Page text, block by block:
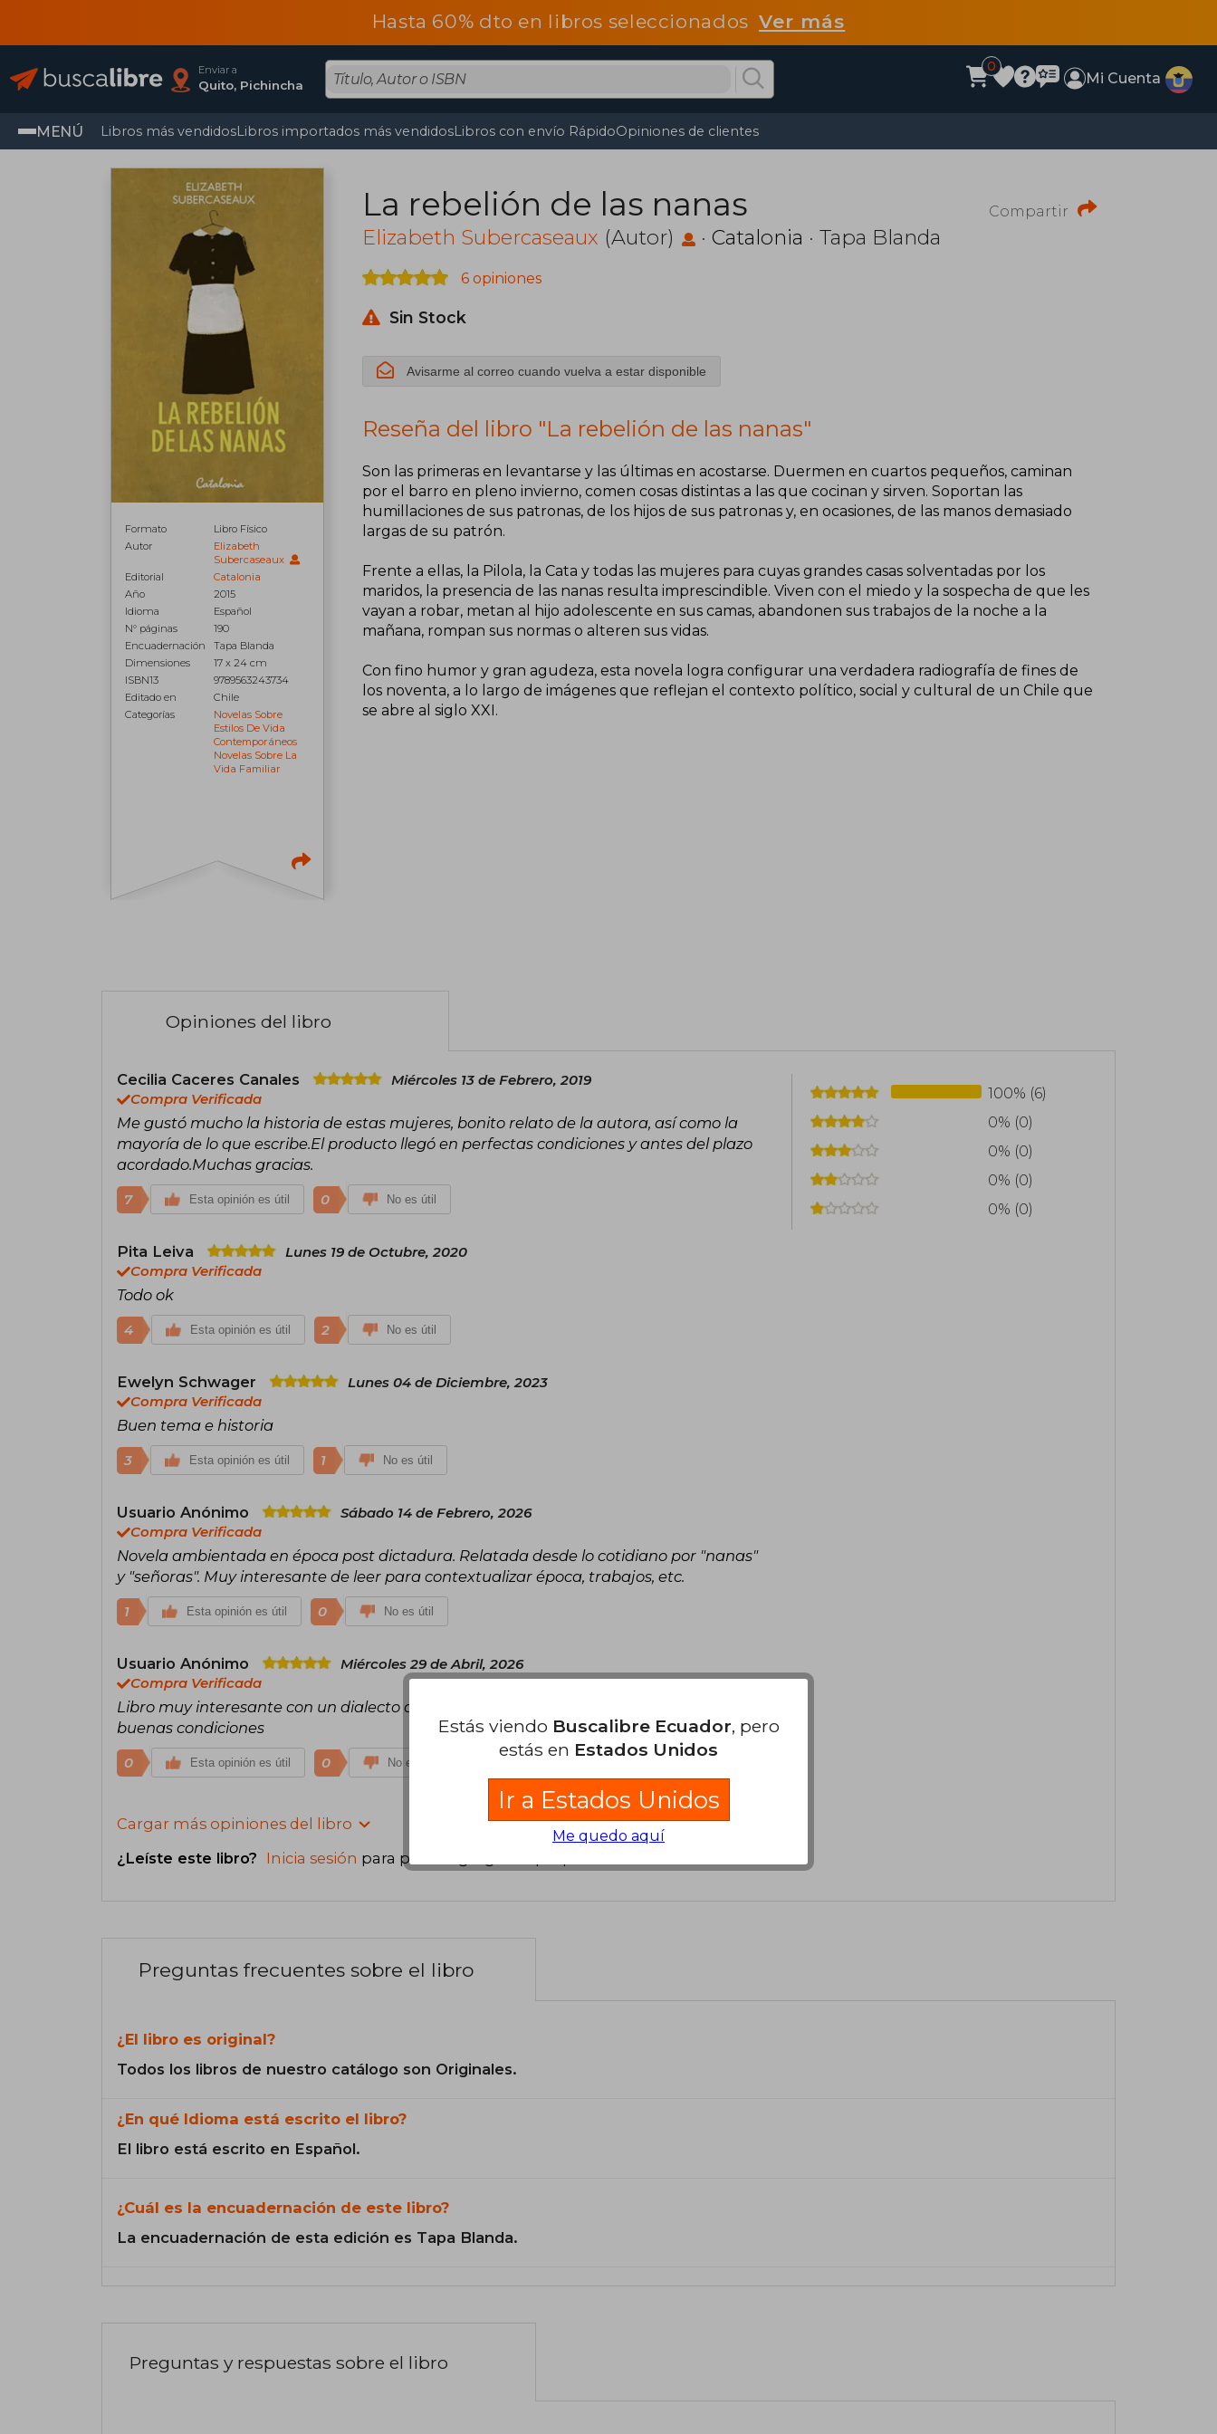
Hasta 60% dto en libros seleccionadosVer más
Enviar a
Quito, Pichincha
0
Mi Cuenta
MENÚ Libros más vendidosLibros importados más vendidosLibros con envío RápidoOpiniones de clientes
Formato
Libro Físico
Autor
Elizabeth
Subercaseaux
Editorial
Catalonia
Año
2015
Idioma
Español
N° páginas
190
Encuadernación
Tapa Blanda
Dimensiones
17 x 24 cm
ISBN13
9789563243734
Editado en
Chile
Categorías
Novelas Sobre
Estilos De Vida
Contemporáneos
Novelas Sobre La
Vida Familiar
Compartir
La rebelión de las nanas
Elizabeth Subercaseaux (Autor) · Catalonia · Tapa Blanda
6 opiniones
Sin Stock
Avisarme al correo cuando vuelva a estar disponible
Reseña del libro "La rebelión de las nanas"
Son las primeras en levantarse y las últimas en acostarse. Duermen en cuartos pequeños, caminan
por el barro en pleno invierno, comen cosas distintas a las que cocinan y sirven. Soportan las
humillaciones de sus patronas, de los hijos de sus patronas y, en ocasiones, de las manos demasiado
largas de su patrón.
Frente a ellas, la Pilola, la Cata y todas las mujeres para cuyas grandes casas solventadas por los
maridos, la presencia de las nanas resulta imprescindible. Viven con el miedo y la sospecha de que les
vayan a robar, metan al hijo adolescente en sus camas, abandonen sus trabajos de la noche a la
mañana, rompan sus normas o alteren sus vidas.
Con fino humor y gran agudeza, esta novela logra configurar una verdadera radiografía de fines de
los noventa, a lo largo de imágenes que reflejan el contexto político, social y cultural de un Chile que
se abre al siglo XXI.
Opiniones del libro
Cecilia Caceres Canales
Miércoles 13 de Febrero, 2019
Compra Verificada
Me gustó mucho la historia de estas mujeres, bonito relato de la autora, así como la
mayoría de lo que escribe.El producto llegó en perfectas condiciones y antes del plazo
acordado.Muchas gracias.
7 Esta opinión es útil 0 No es útil
Pita Leiva
Lunes 19 de Octubre, 2020
Compra Verificada
Todo ok
4 Esta opinión es útil 2 No es útil
Ewelyn Schwager
Lunes 04 de Diciembre, 2023
Compra Verificada
Buen tema e historia
3 Esta opinión es útil 1 No es útil
Usuario Anónimo
Sábado 14 de Febrero, 2026
Compra Verificada
Novela ambientada en época post dictadura. Relatada desde lo cotidiano por "nanas"
y "señoras". Muy interesante de leer para contextualizar época, trabajos, etc.
1 Esta opinión es útil 0 No es útil
Usuario Anónimo
Miércoles 29 de Abril, 2026
Compra Verificada
Libro muy interesante con un dialecto al viejo chile. Llegó en tiempo estimado y en
buenas condiciones
0 Esta opinión es útil 0 No es útil
Cargar más opiniones del libro
¿Leíste este libro? Inicia sesión para poder agregar tu propia evaluación
100% (6)
0% (0)
0% (0)
0% (0)
0% (0)
Preguntas frecuentes sobre el libro
¿El libro es original?
Todos los libros de nuestro catálogo son Originales.
¿En qué Idioma está escrito el libro?
El libro está escrito en Español.
¿Cuál es la encuadernación de este libro?
La encuadernación de esta edición es Tapa Blanda.
Preguntas y respuestas sobre el libro
Estás viendo Buscalibre Ecuador, pero
estás en Estados Unidos
Ir a Estados Unidos
Me quedo aquí